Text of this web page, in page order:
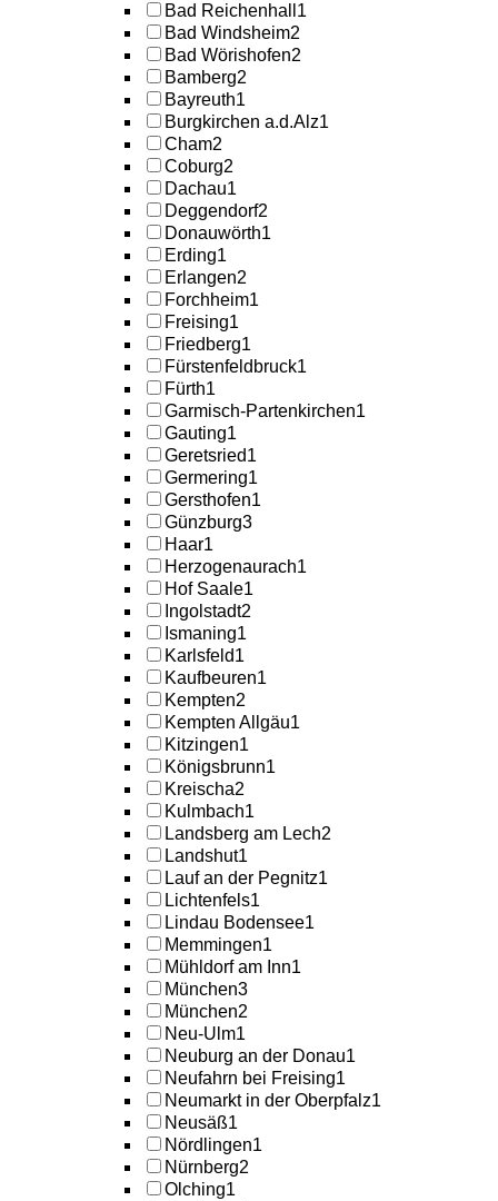
Bad Reichenhall 1
Bad Windsheim2
Bad Wörishofen2
Bamberg2
Bayreuth1
Burgkirchen a.d.Alz1
Cham2
Coburg2
Dachau1
Deggendorf2
Donauwörth1
Erding1
Erlangen2
Forchheim1
Freising1
Friedberg1
Fürstenfeldbruck1
Fürth1
Garmisch-Partenkirchen1
Gauting1
Geretsried1
Germering1
Gersthofen1
Günzburg3
Haar1
Herzogenaurach1
Hof Saale1
Ingolstadt2
Ismaning1
Karlsfeld1
Kaufbeuren1
Kempten2
Kempten Allgäu1
Kitzingen1
Königsbrunn1
Kreischa2
Kulmbach1
Landsberg am Lech2
Landshut1
Lauf an der Pegnitz1
Lichtenfels1
Lindau Bodensee1
Memmingen1
Mühldorf am Inn1
München3
München2
Neu-Ulm1
Neuburg an der Donau1
Neufahrn bei Freising1
Neumarkt in der Oberpfalz1
Neusäß1
Nördlingen1
Nürnberg2
Olching1